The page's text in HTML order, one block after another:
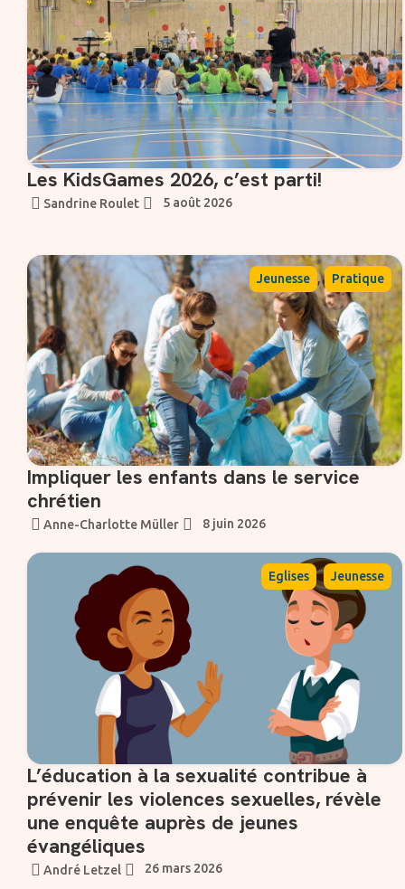
Les KidsGames 2026, c’est parti!
Sandrine Roulet 5 août 2026
Jeunesse , Pratique
Impliquer les enfants dans le service
chrétien
Anne-Charlotte Müller 8 juin 2026
Eglises , Jeunesse
L’éducation à la sexualité contribue à
prévenir les violences sexuelles, révèle
une enquête auprès de jeunes
évangéliques
André Letzel 26 mars 2026